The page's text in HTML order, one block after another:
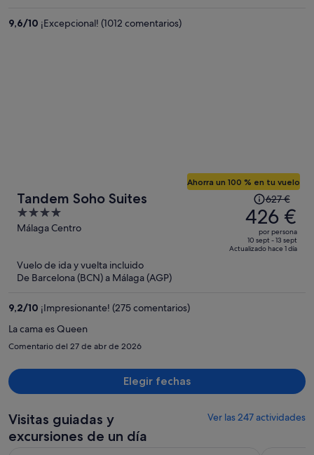
9,6/10 ¡Excepcional! (1012 comentarios)
Tandem Soho Suites
4
out
5
Málaga Centro
Ahorra un 100 % en tu vuelo
precio
era
de
627 €,
627 €
426 €
por persona
10 sept - 13 sept
Actualizado hace 1 día
Vuelo de ida y vuelta incluido
De Barcelona (BCN) a Málaga (AGP)
9,2/10 ¡Impresionante! (275 comentarios)
La cama es Queen
Comentario del 27 de abr de 2026
Elegir fechas
Visitas guiadas y
excursiones de un día
Ver las 247 actividades